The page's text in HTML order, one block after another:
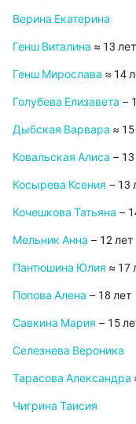
Верина Екатерина
Генш Виталина ≈ 13 лет
Генш Мирослава ≈ 14
Голубева Елизавета –
Дыбская Варвара ≈
Ковальская Алиса –
Косырева Ксения – 13
Кочешкова Татьяна –
Мельник Анна – 12 лет
Пантюшина Юлия ≈ 17
Попова Алена – 18 лет
Савкина Мария – 15
Селезнева Вероника
Тарасова Александра
Чигрина Таисия